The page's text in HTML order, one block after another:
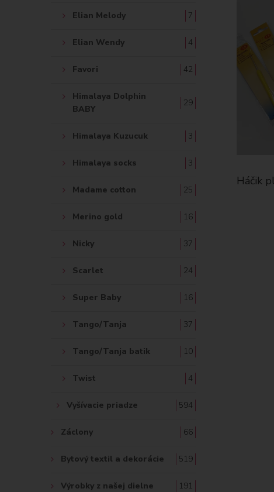
Háčik
Elian Melody 7
Elian Wendy 4
Favori 42
Himalaya Dolphin
BABY
29
Himalaya Kuzucuk 3
Himalaya socks 3
Madame cotton 25
Merino gold 16
Nicky 37
Scarlet 24
Super Baby 16
Tango/Tanja 37
Tango/Tanja batik 10
Twist 4
Vyšívacie priadze 594
Záclony 66
Bytový textil a dekorácie 519
Výrobky z našej dielne 191